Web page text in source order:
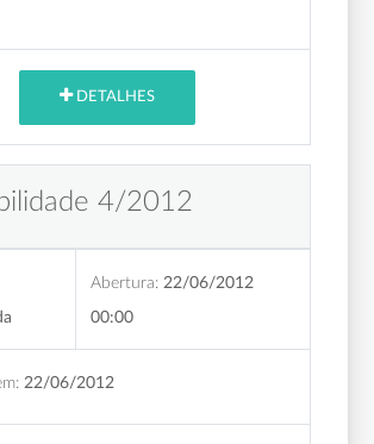
DETALHES
4/2012
Abertura: 22/06/2012
00:00
22/06/2012